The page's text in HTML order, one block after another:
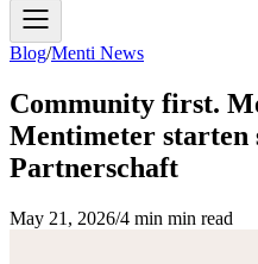
Blog/Menti News
Community first.
Mentimeter starten
Partnerschaft
May 21, 2026/4 min min read